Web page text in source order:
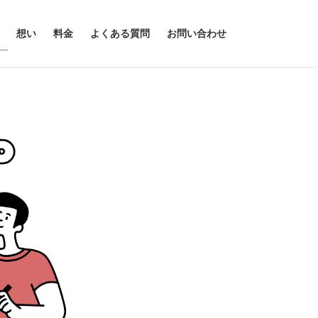
想い 料金 よくある質問 お問い合わせ